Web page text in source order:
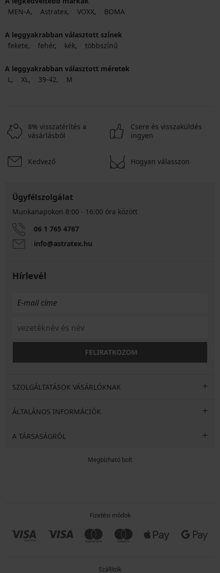
MEN-A
Astratex VOXX BOMA
A leggyakrabban választott színek
fekete
fehér kék többszínű
A leggyakrabban választott méretek
L
XL 39-42 M
8% visszatérítés a
vásárlásból
Csere és visszaküldés
ingyen
Kedvező Hogyan válasszon
Ügyfélszolgálat
Munkanapokon 8:00 - 16:00 óra között
06 1 765 4767
info@astratex.hu
Hírlevél
FELIRATKOZOM
SZOLGÁLTATÁSOK VÁSÁRLÓKNAK
ÁLTALÁNOS INFORMÁCIÓK
A TÁRSASÁGRÓL
Megbízható bolt
Fizetési módok
Szállítók